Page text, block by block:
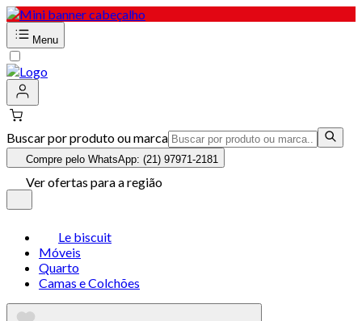
Menu
Buscar por produto ou marca
Compre pelo WhatsApp: (21) 97971-2181
Ver ofertas para a região
Le biscuit
Móveis
Quarto
Camas e Colchões